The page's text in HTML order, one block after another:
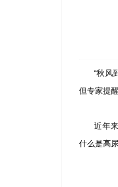
“秋风
但专家提
近年
什么是高